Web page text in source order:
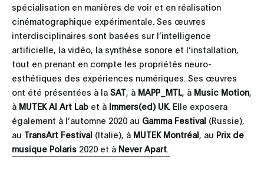
spécialisation en manières de voir et en réalisation
cinématographique expérimentale. Ses œuvres
interdisciplinaires sont basées sur l’intelligence
artificielle, la vidéo, la synthèse sonore et l’installation,
tout en prenant en compte les propriétés neuro-
esthétiques des expériences numériques. Ses œuvres
ont été présentées à la SAT, à MAPP_MTL, à Music Motion,
à MUTEK AI Art Lab et à Immers(ed) UK. Elle exposera
également à l’automne 2020 au Gamma Festival (Russie),
au TransArt Festival (Italie), à MUTEK Montréal, au Prix de
musique Polaris 2020 et à Never Apart.